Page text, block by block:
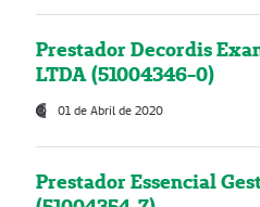
Prestador Decordis
LTDA (51004346-0)
01 de Abril de 2020
Prestador Essencial